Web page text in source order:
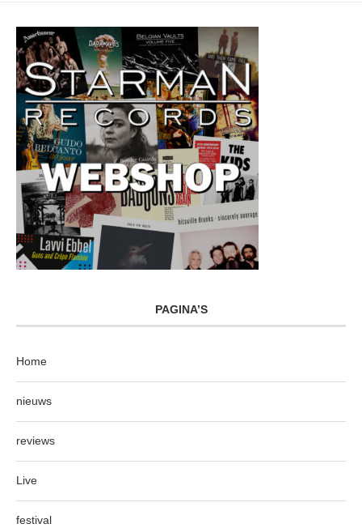
PAGINA’S
Home
nieuws
reviews
Live
festival